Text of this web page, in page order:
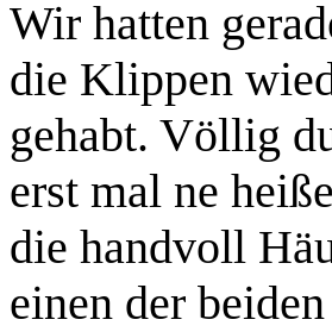
Wir hatten
die Klippen
gehabt. Völlig
erst mal ne
die handvoll
einen der